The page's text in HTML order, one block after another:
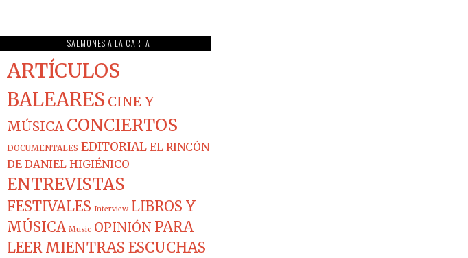
SALMONES A LA CARTA
ARTÍCULOS
BALEARES CINE Y
MÚSICA CONCIERTOS
DOCUMENTALES EDITORIAL EL RINCÓN
DE DANIEL HIGIÉNICO
ENTREVISTAS
FESTIVALES Interview LIBROS Y
MÚSICA Music OPINIÓN PARA
LEER MIENTRAS ESCUCHAS